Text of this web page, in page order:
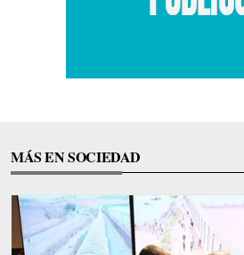
MÁS EN SOCIEDAD